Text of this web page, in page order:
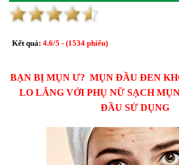
Kết quả: 4.6/5 - (1534 phiếu)
BẠN BỊ MỤN Ư? MỤN ĐẦU ĐEN
LO LẮNG VỚI PHỤ NỮ SẠCH
ĐẦU SỬ DỤNG